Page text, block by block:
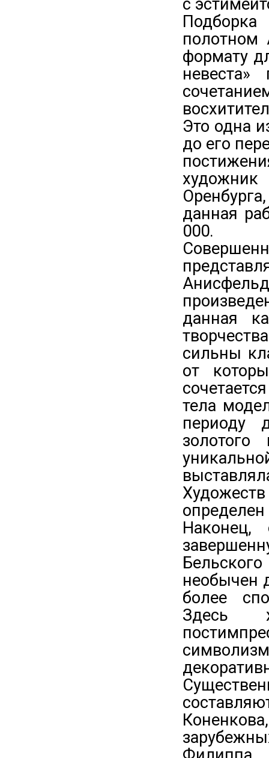
с
полотном
формату
невеста»
Это одна
до его
художник
данная
000.
данная
сильны
от
тела
периоду
необычен
более
Здесь